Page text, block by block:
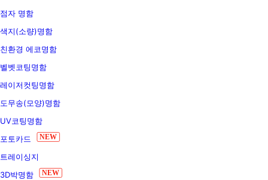
점자 명함
색지(소량)명함
친환경 에코명함
벨벳코팅명함
레이저컷팅명함
도무송(모양)명함
UV코팅명함
포토카드
NEW
트레이싱지
3D박명함
NEW